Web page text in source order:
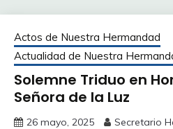
Actos de Nuestra Hermandad
Actualidad de Nuestra
Solemne Triduo en
Señora de la Luz
26 mayo, 2025 Secretario